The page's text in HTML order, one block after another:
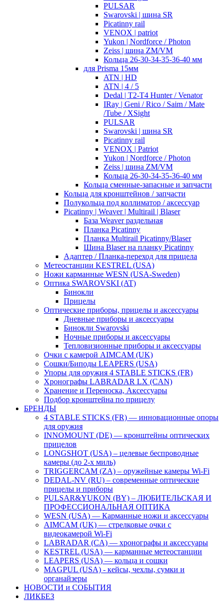
PULSAR
Swarovski | шина SR
Picatinny rail
VENOX | patriot
Yukon | Nordforce / Photon
Zeiss | шина ZM/VM
Кольца 26-30-34-35-36-40 мм
для Prisma 15мм
ATN | HD
ATN | 4 / 5
Dedal | T2-T4 Hunter / Venator
IRay | Geni / Rico / Saim / Mate
/Tube / XSight
PULSAR
Swarovski | шина SR
Picatinny rail
VENOX | Patriot
Yukon | Nordforce / Photon
Zeiss | шина ZM/VM
Кольца 26-30-34-35-36-40 мм
Кольца сменные-запасные и запчасти
Кольца для кронштейнов / запчасти
Полукольца под коллиматор / аксессуар
Picatinny | Weaver | Multirail | Blaser
База Weaver раздельная
Планка Picatinny
Планка Multirail Picatinny/Blaser
Шина Blaser на планку Picatinny
Адаптер / Планка-переход для прицела
Метеостанции KESTREL (USA)
Ножи карманные WESN (USA-Sweden)
Оптика SWAROVSKI (AT)
Бинокли
Прицелы
Оптические приборы, прицелы и аксессуары
Дневные приборы и аксессуары
Бинокли Swarovski
Ночные приборы и аксессуары
Тепловизионные приборы и аксессуары
Очки с камерой AIMCAM (UK)
Сошки/Биподы LEAPERS (USA)
Упоры для оружия 4 STABLE STICKS (FR)
Хронографы LABRADAR LX (CAN)
Хранение и Переноска, Аксессуары
Подбор кронштейна по прицелу
БРЕНДЫ
4 STABLE STICKS (FR) — инновационные опоры
для оружия
INNOMOUNT (DE) — кронштейны оптических
прицелов
LONGSHOT (USA) – целевые беспроводные
камеры (до 2-х миль)
TRIGGERCAM (ZA) – оружейные камеры Wi-Fi
DEDAL-NV (RU) – современные оптические
прицелы и приборы
PULSAR&YUKON (BY) – ЛЮБИТЕЛЬСКАЯ И
ПРОФЕССИОНАЛЬНАЯ ОПТИКА
WESN (USA) — Карманные ножи и аксессуары
AIMCAM (UK) — стрелковые очки с
видеокамерой Wi-Fi
LABRADAR (CA) — хронографы и аксессуары
KESTREL (USA) — карманные метеостанции
LEAPERS (USA) — кольца и сошки
MAGPUL (USA) - кейсы, чехлы, сумки и
органайзеры
НОВОСТИ и СОБЫТИЯ
ЛИКБЕЗ